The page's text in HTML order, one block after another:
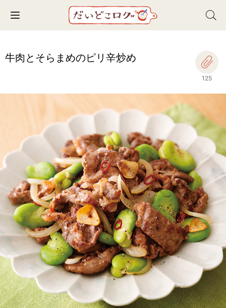
Toggle navigation
牛肉とそらまめのピリ辛炒め
125